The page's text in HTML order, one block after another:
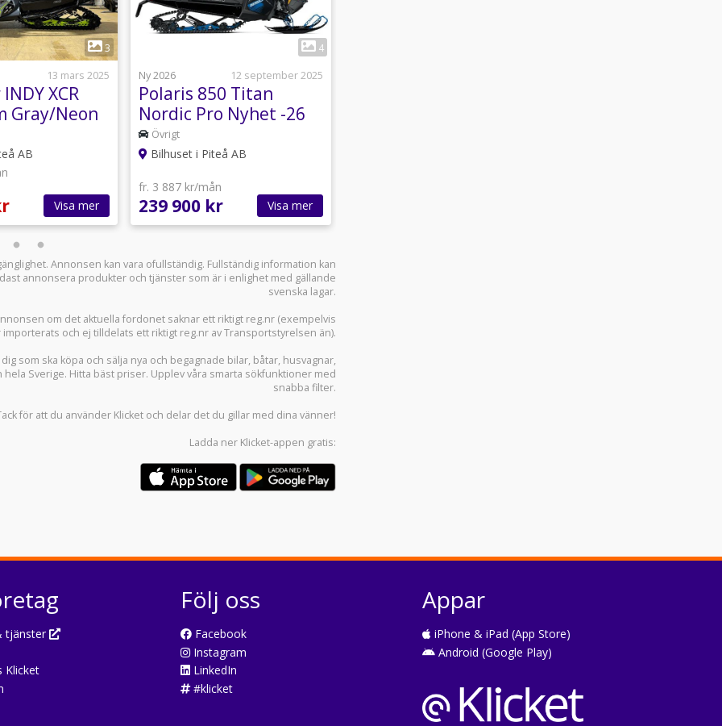
1
3
13 mars 2025
XCR
Gray/Neon
AB
Visa mer
4
Ny 2026
12 september 2025
Polaris 850 Titan
Nordic Pro Nyhet -26
Övrigt
Bilhuset i Piteå AB
fr. 3 887 kr/mån
239 900 kr Visa mer
Annonsen kan vara ofullständig. Fullständig information kan
annonsera produkter och tjänster som är i enlighet med gällande
svenska lagar.
om det aktuella fordonet saknar ett riktigt reg.nr (exempelvis
och ej tilldelats ett riktigt reg.nr av Transportstyrelsen än).
som ska köpa och sälja nya och begagnade bilar, båtar, husvagnar,
Sverige. Hitta bäst priser. Upplev våra smarta sökfunktioner med
snabba filter.
för att du använder Klicket och delar det du gillar med dina vänner!
Ladda ner Klicket-appen gratis:
tjänster
Klicket
Följ oss
Facebook
Instagram
LinkedIn
#klicket
Appar
iPhone & iPad (App Store)
Android (Google Play)